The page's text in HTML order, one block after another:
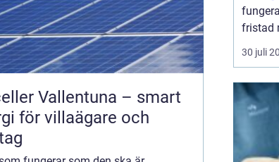
Vallentuna – smart
för villaägare och
fristad
både
vuxna
30 juli